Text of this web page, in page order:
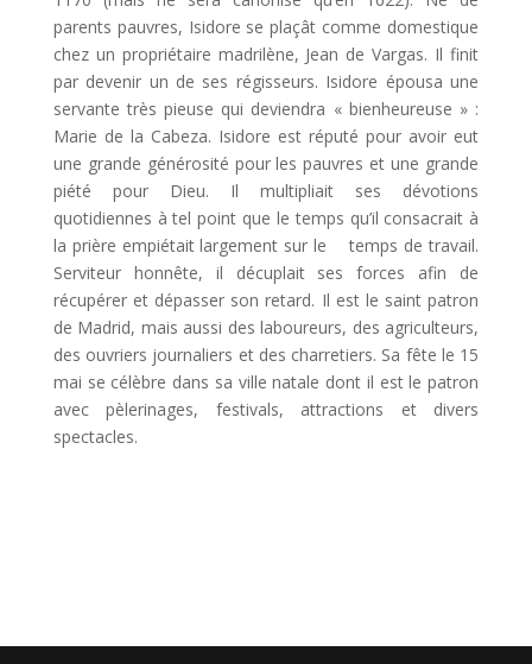
parents pauvres, Isidore se plaçât comme domestique
chez un propriétaire madrilène, Jean de Vargas. Il finit
par devenir un de ses régisseurs. Isidore épousa une
servante très pieuse qui deviendra « bienheureuse » :
Marie de la Cabeza. Isidore est réputé pour avoir eut
une grande générosité pour les pauvres et une grande
piété pour Dieu. Il multipliait ses dévotions
quotidiennes à tel point que le temps qu’il consacrait à
la prière empiétait largement sur le temps de travail.
Serviteur honnête, il décuplait ses forces afin de
récupérer et dépasser son retard. Il est le saint patron
de Madrid, mais aussi des laboureurs, des agriculteurs,
des ouvriers journaliers et des charretiers. Sa fête le 15
mai se célèbre dans sa ville natale dont il est le patron
avec pèlerinages, festivals, attractions et divers
spectacles.